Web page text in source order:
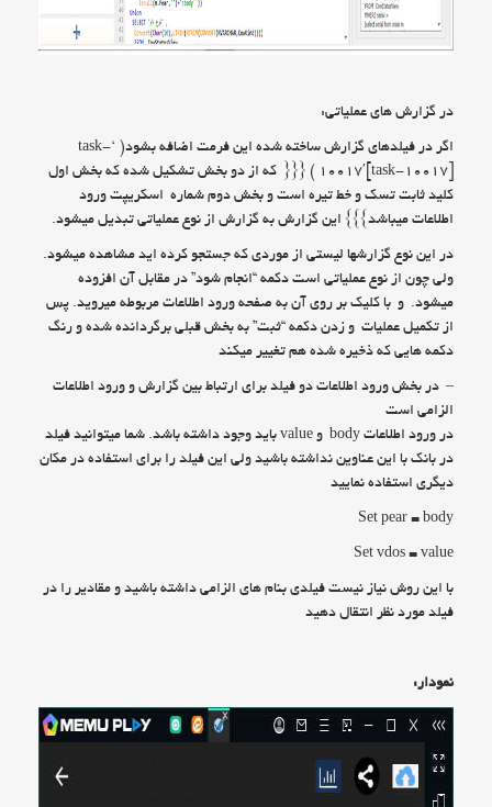
در گزارش های عملیاتی:
اگر در فیلدهای گزارش ساخته شده این فرمت اضافه بشود( ‘task-
10017′[task-10017] ) {{{ که از دو بخش تشکیل شده که بخش اول
کلید ثابت تسک و خط تیره است و بخش دوم شماره اسکریپت ورود
اطلاعات میباشد}}} این گزارش به گزارش از نوع عملیاتی تبدیل میشود.
در این نوع گزارشها لیستی از موردی که جستجو کرده اید مشاهده میشود.
ولی چون از نوع عملیاتی است دکمه “انجام شود” در مقابل آن افزوده
میشود. و با کلیک بر روی آن به صفحه ورود اطلاعات مربوطه میروید. پس
از تکمیل عملیات و زدن دکمه “ثبت” به بخش قبلی برگردانده شده و رنگ
دکمه هایی که ذخیره شده هم تغییر میکند
– در بخش ورود اطلاعات دو فیلد برای ارتباط بین گزارش و ورود اطلاعات
الزامی است
در ورود اطلاعات body و value باید وجود داشته باشد. شما میتوانید فیلد
در بانک با این عناوین نداشته باشید ولی این فیلد را برای استفاده در مکان
دیگری استفاده نمایید
Set pear = body
Set vdos = value
با این روش نیاز نیست فیلدی بنام های الزامی داشته باشید و مقادیر را در
فیلد مورد نظر انتقال دهید
نمودار: